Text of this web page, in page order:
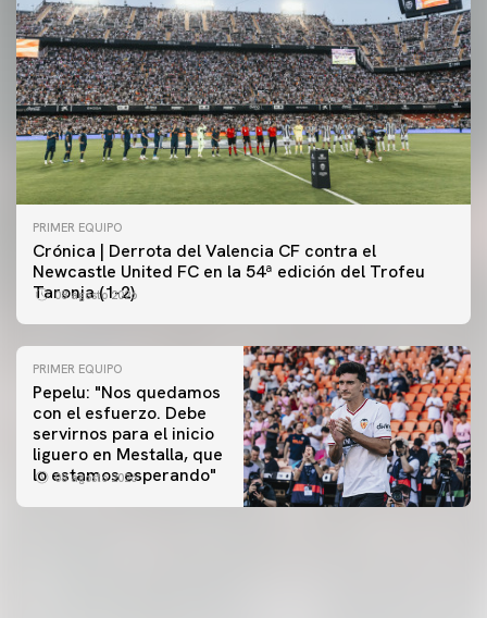
PRIMER EQUIPO
Crónica | Derrota del Valencia CF contra el
Newcastle United FC en la 54ª edición del Trofeu
Taronja (1-2)
08 agosto 2026
PRIMER EQUIPO
Pepelu: "Nos quedamos
con el esfuerzo. Debe
servirnos para el inicio
liguero en Mestalla, que
lo estamos esperando"
08 agosto 2026
PRIMER EQUIPO
Las fotos del Valencia CF-Newcastle United FC
PRIMER EQUIPO
MESTALLA 📍